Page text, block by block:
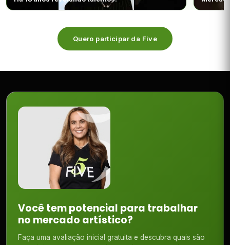
Quero participar da Five
Você tem potencial para trabalhar
no mercado artístico?
Faça uma avaliação inicial gratuita e descubra quais são